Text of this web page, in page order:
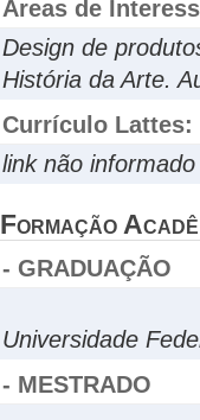
Áreas de
Design de
História da Arte.
Currículo Lattes:
link não informado
Formação
- GRADUAÇÃO
Universidade
- MESTRADO